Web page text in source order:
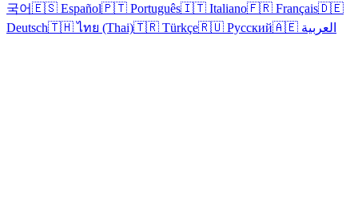
국어🇪🇸 Español🇵🇹 Português🇮🇹 Italiano🇫🇷 Français🇩🇪
Deutsch🇹🇭 ไทย (Thai)🇹🇷 Türkçe🇷🇺 Русский 🇦🇪 العربية